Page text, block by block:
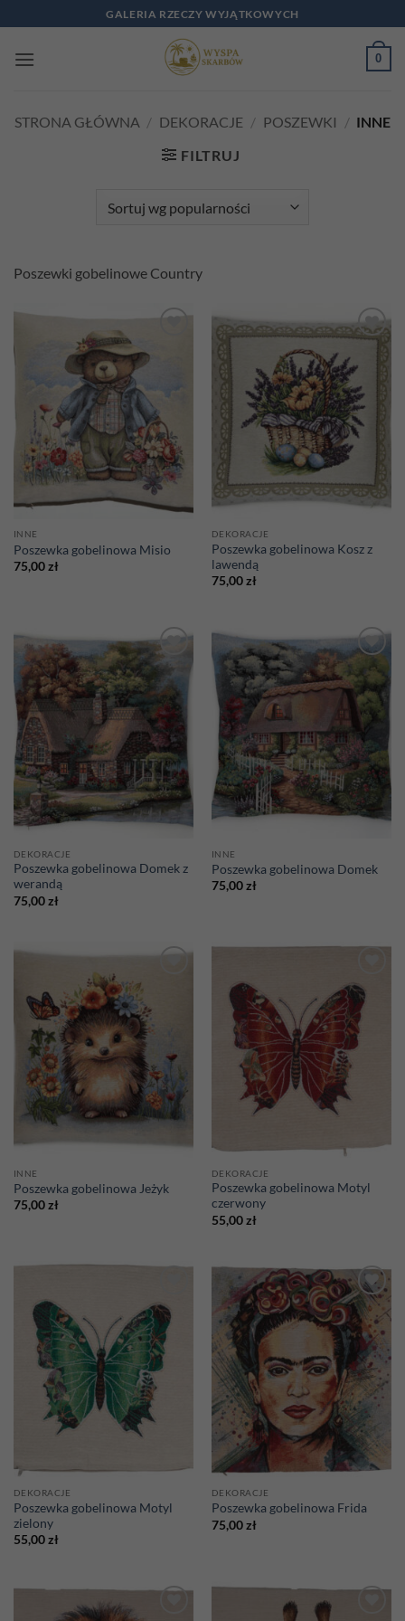
do
zawartości
GALERIA RZECZY WYJĄTKOWYCH
0
STRONA GŁÓWNA / DEKORACJE / POSZEWKI / INNE
FILTRUJ
Poszewki gobelinowe Country
wishlist
INNE
Poszewka gobelinowa Misio
75,00zł
wishlist
DEKORACJE
Poszewka gobelinowa Kosz z
lawendą
75,00zł
Add to
wishlist
DEKORACJE
Poszewka gobelinowa Domek z
werandą
75,00zł
Add to
wishlist
INNE
Poszewka gobelinowa Domek
75,00zł
INNE
Poszewka gobelinowa Jeżyk
75,00zł
Add to
wishlist
DEKORACJE
Poszewka gobelinowa Motyl
czerwony
55,00zł
Add to
wishlist
DEKORACJE
Poszewka gobelinowa Motyl
zielony
55,00zł
Add to
wishlist
DEKORACJE
Poszewka gobelinowa Frida
75,00zł